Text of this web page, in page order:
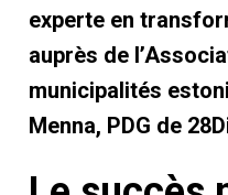
experte en
auprès de
municipalités
Menna, PDG de